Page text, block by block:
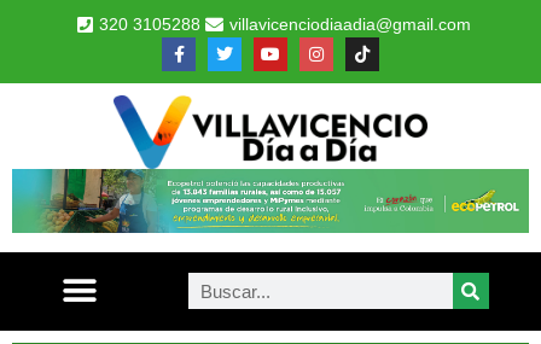
320 3105288 villavicenciodiaadia@gmail.com